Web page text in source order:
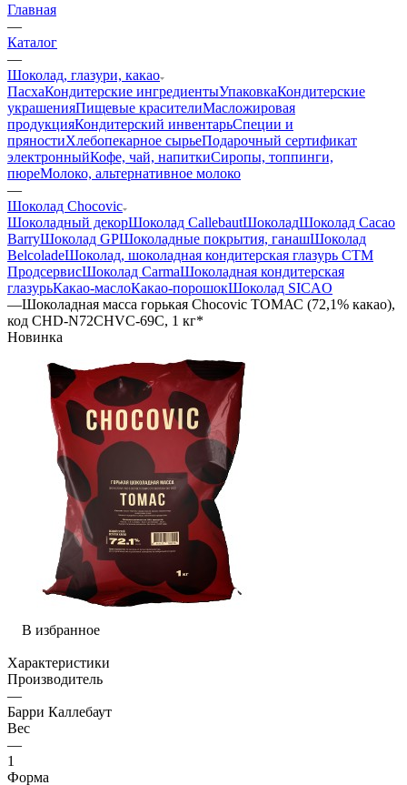
Главная
—
Каталог
—
Шоколад, глазури, какао
ПасхаКондитерские ингредиентыУпаковкаКондитерские
украшенияПищевые красителиМасложировая
продукцияКондитерский инвентарьСпеции и
пряностиХлебопекарное сырьеПодарочный сертификат
электронныйКофе, чай, напиткиСиропы, топпинги,
пюреМолоко, альтернативное молоко
—
Шоколад Chocovic
Шоколадный декорШоколад CallebautШоколадШоколад Cacao
BarryШоколад GPШоколадные покрытия, ганашШоколад
BelcoladeШоколад, шоколадная кондитерская глазурь СТМ
ПродсервисШоколад CarmaШоколадная кондитерская
глазурьКакао-маслоКакао-порошокШоколад SICAO
—Шоколадная масса горькая Chocovic ТОМАС (72,1% какао),
код CHD-N72CHVC-69C, 1 кг*
Новинка
В избранное
Характеристики
Производитель
—
Барри Каллебаут
Вес
—
1
Форма